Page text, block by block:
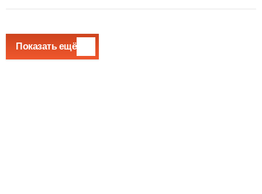
Показать ещё